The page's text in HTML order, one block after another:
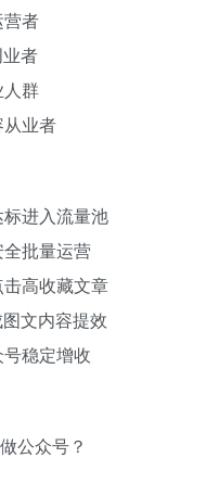
者
者
群
业者
进入流量池
批量运营
高收藏文章
文内容提效
稳定增收
公众号？